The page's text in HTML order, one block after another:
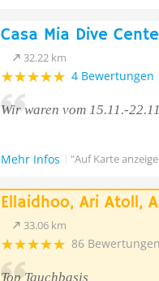
Casa Mia Dive
32.22 km
4 Bewertungen
Wir waren vom 15.11.-
Mehr Infos "Auf Karte
Ellaidhoo, Ari Atoll,
33.06 km
86 Bewertungen
Top Tauchbasis